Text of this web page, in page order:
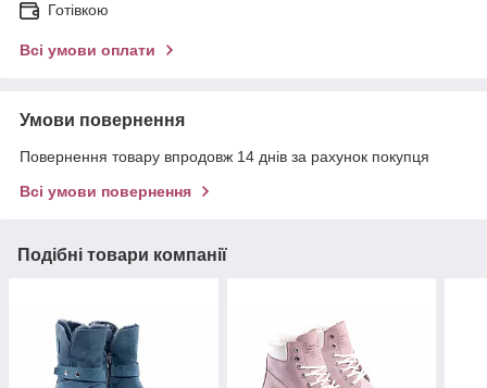
Готівкою
Всі умови оплати
Умови повернення
Повернення товару впродовж 14 днів за рахунок покупця
Всі умови повернення
Подібні товари компанії